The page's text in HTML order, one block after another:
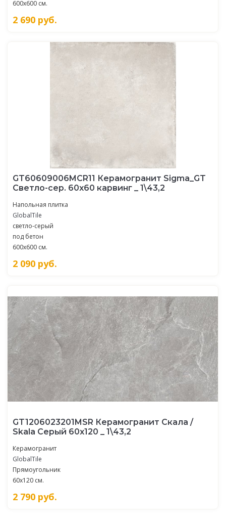
600x600 см.
2 690 руб.
GT60609006MCR11 Керамогранит Sigma_GT
Светло-сер. 60x60 карвинг _ 1\43,2
Напольная плитка
GlobalTile
светло-серый
под бетон
600x600 см.
2 090 руб.
GT1206023201MSR Керамогранит Скала /
Skala Серый 60x120 _ 1\43,2
Керамогранит
GlobalTile
Прямоугольник
60x120 см.
2 790 руб.